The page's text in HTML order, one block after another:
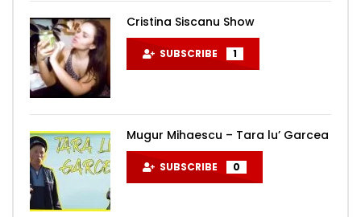
Cristina Siscanu Show
SUBSCRIBE 1
Mugur Mihaescu – Tara lu’ Garcea
SUBSCRIBE 0